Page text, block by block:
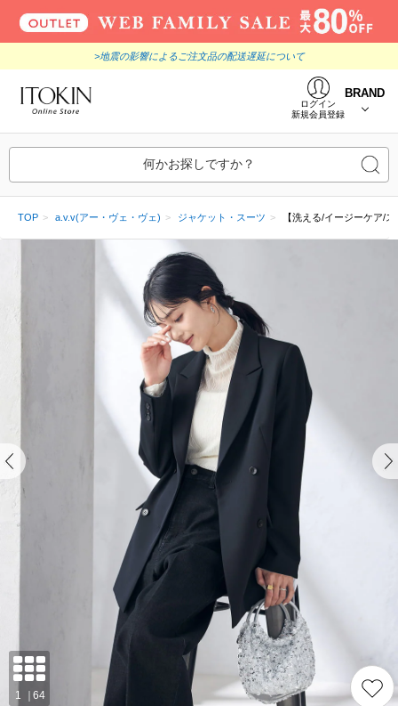
>地震の影響によるご注文品の配送遅延について
ログイン
新規会員登録
BRAND
何かお探しですか？
TOP a.v.v(アー・ヴェ・ヴェ) ジャケット・スーツ 【洗える/イージーケア/